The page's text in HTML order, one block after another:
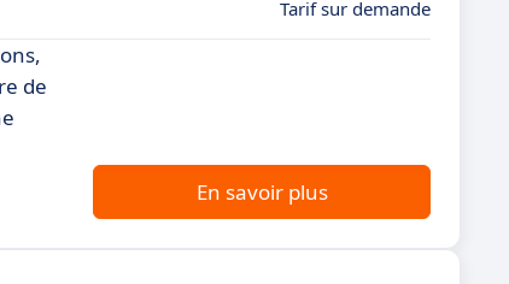
Tarif sur demande
de
En savoir plus